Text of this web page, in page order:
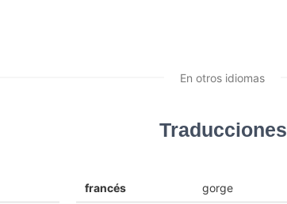
En otros idiomas
Traducciones
francés gorge